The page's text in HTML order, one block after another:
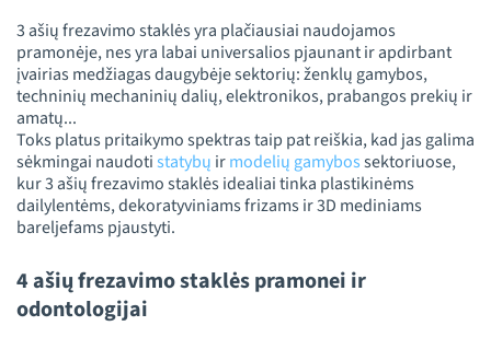
3 ašių frezavimo staklės yra plačiausiai naudojamos
pramonėje, nes yra labai universalios pjaunant ir apdirbant
įvairias medžiagas daugybėje sektorių: ženklų gamybos,
techninių mechaninių dalių, elektronikos, prabangos prekių ir
amatų...
Toks platus pritaikymo spektras taip pat reiškia, kad jas galima
sėkmingai naudotistatybų irmodelių gamybossektoriuose,
kur 3 ašių frezavimo staklės idealiai tinka plastikinėms
dailylentėms, dekoratyviniams frizams ir 3D mediniams
bareljefams pjaustyti.
4 ašių frezavimo staklės pramonei ir
odontologijai